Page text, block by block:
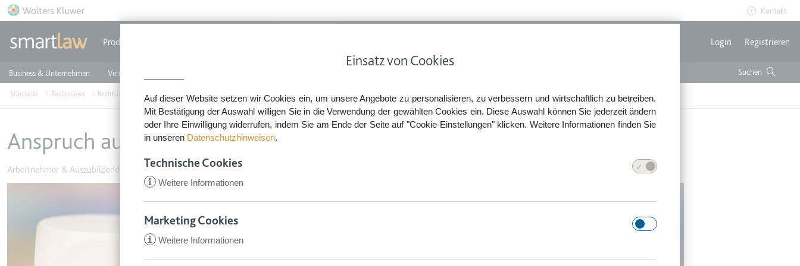
Einsatz von Cookies
Auf dieser Website setzen wir Cookies ein, um unsere Angebote zu personalisieren, zu verbessern und wirtschaftlich zu betreiben.
Mit Bestätigung der Auswahl willigen Sie in die Verwendung der gewählten Cookies ein. Diese Auswahl können Sie jederzeit ändern
oder Ihre Einwilligung widerrufen, indem Sie am Ende der Seite auf "Cookie-Einstellungen" klicken. Weitere Informationen finden Sie
in unseren Datenschutzhinweisen.
Technische Cookies
i Weitere Informationen
CookieConsent
Anbieter:
app.smartlaw.de
Marketing Cookies
i Weitere Informationen
Direkt zum Inhalt Kontakt
Produkte
Business & Unternehmen Vermieten & Immobilien
Login Registrieren
Startseite Rechtsnews Rechtstipps Familie & Privates Arbeitnehmer & Auszubildende Anspruch auf Elterngeld Plus auch bei längerer Krankheit
Anspruch auf Elterngeld Plus auch bei längerer Krankheit
Arbeitnehmer & Auszubildende
26. Februar 2024